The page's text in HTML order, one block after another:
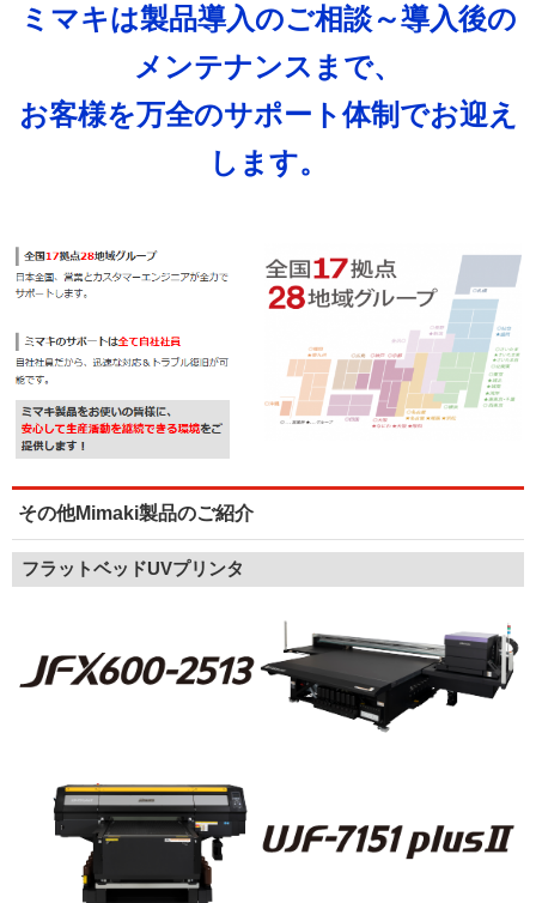
ミマキは製品導入のご相談～導入後の
メンテナンスまで、
お客様を万全のサポート体制でお迎え
します。
その他Mimaki製品のご紹介
フラットベッドUVプリンタ